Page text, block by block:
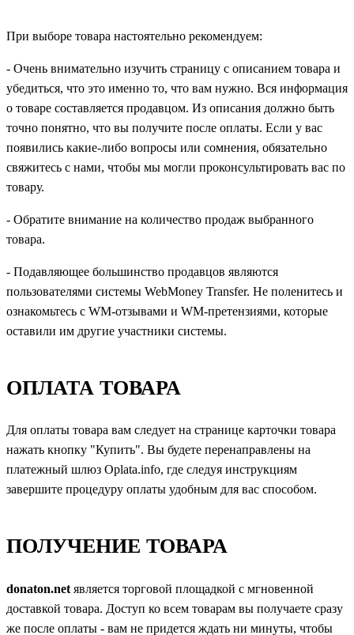
При выборе товара настоятельно рекомендуем:
- Очень внимательно изучить страницу с описанием товара и
убедиться, что это именно то, что вам нужно. Вся информация
о товаре составляется продавцом. Из описания должно быть
точно понятно, что вы получите после оплаты. Если у вас
появились какие-либо вопросы или сомнения, обязательно
свяжитесь с нами, чтобы мы могли проконсультировать вас по
товару.
- Обратите внимание на количество продаж выбранного
товара.
- Подавляющее большинство продавцов являются
пользователями системы WebMoney Transfer. Не поленитесь и
ознакомьтесь с WM-отзывами и WM-претензиями, которые
оставили им другие участники системы.
ОПЛАТА ТОВАРА
Для оплаты товара вам следует на странице карточки товара
нажать кнопку "Купить". Вы будете перенаправлены на
платежный шлюз Oplata.info, где следуя инструкциям
завершите процедуру оплаты удобным для вас способом.
ПОЛУЧЕНИЕ ТОВАРА
donaton.net является торговой площадкой с мгновенной
доставкой товара. Доступ ко всем товарам вы получаете сразу
же после оплаты - вам не придется ждать ни минуты, чтобы